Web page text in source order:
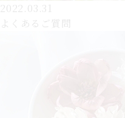
2022.03.31
よくあるご質問